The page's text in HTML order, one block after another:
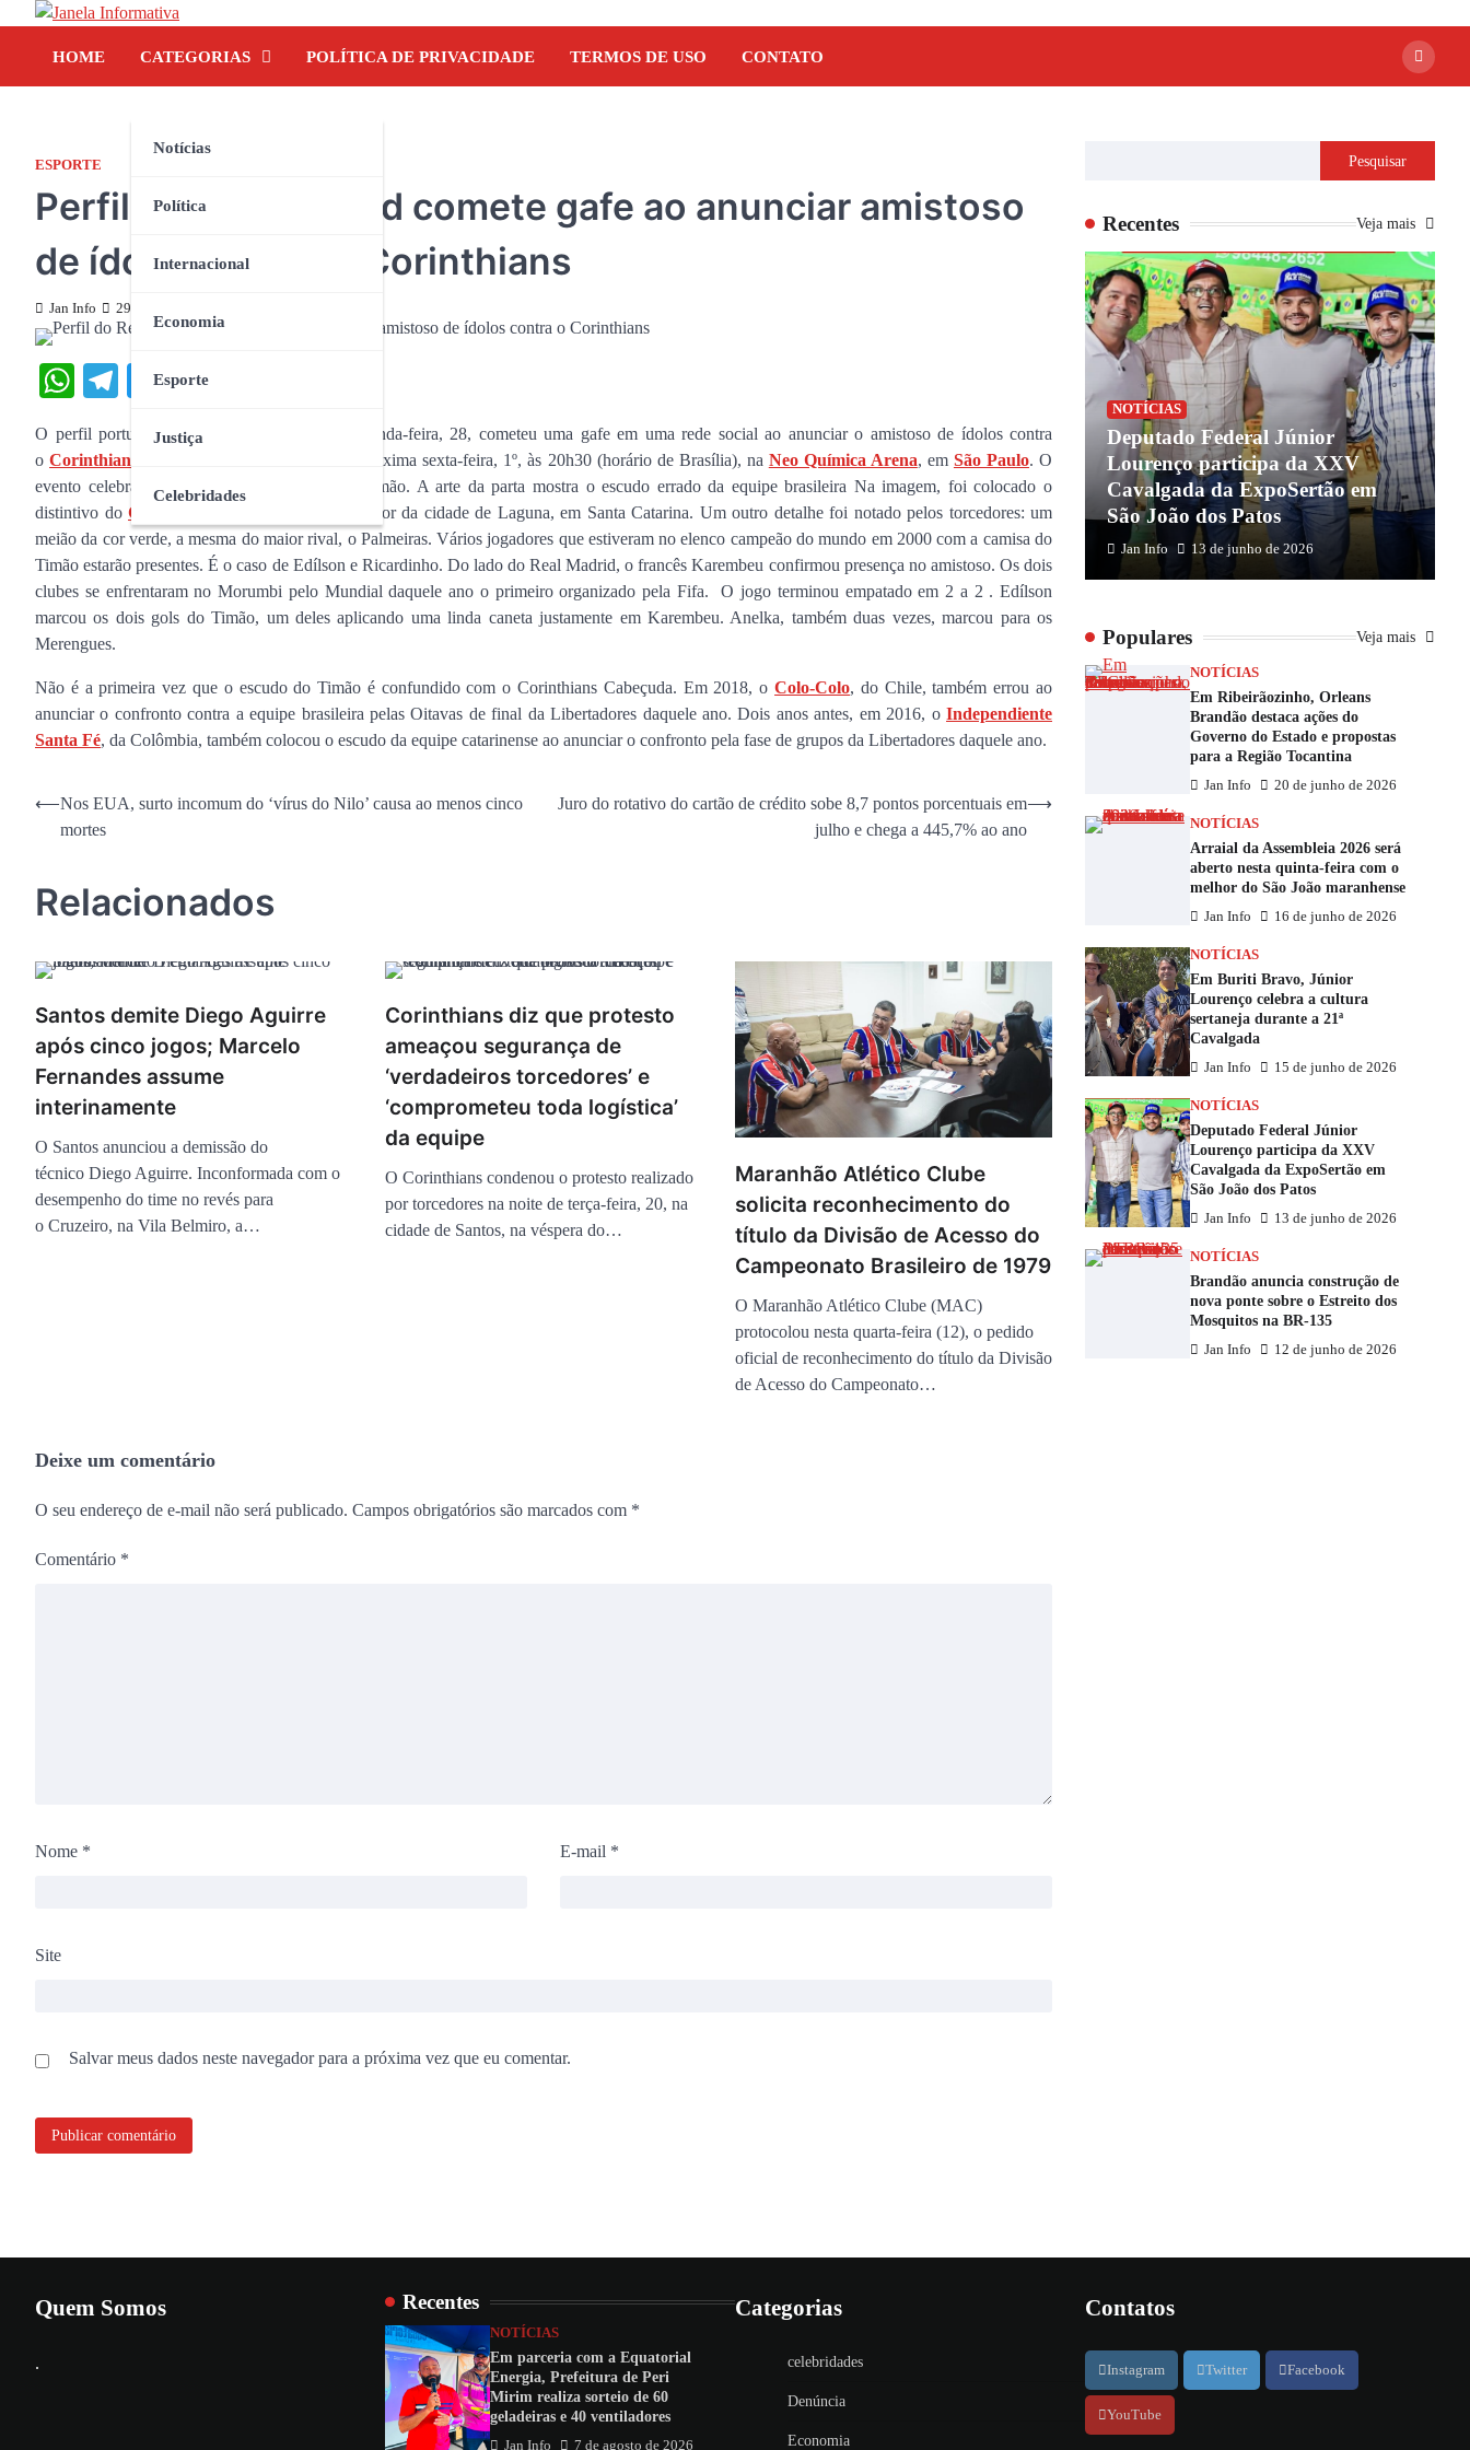
HOME CATEGORIAS
Notícias
Política
Internacional
Economia
Esporte
Justiça
Celebridades
POLÍTICA DE PRIVACIDADE TERMOS DE USO CONTATO
ESPORTE
Perfil do Real Madrid comete gafe ao anunciar amistoso
de ídolos contra o Corinthians
Jan Info 29 de agosto de 2023
WhatsApp
Telegram
TwitterFacebook
O perfil português doReal Madrid
nesta segunda-feira, 28, cometeu uma gafe em uma rede social ao anunciar o amistoso de ídolos contra
oCorinthians . A partida está marcada para a próxima sexta-feira, 1º, às 20h30 (horário de Brasília), na Neo Química Arena, em São Paulo. O
evento celebra o aniversário de 113 anos do Timão. A arte da parta mostra o escudo errado da equipe brasileira Na imagem, foi colocado o
distintivo do Corinthians Cabeçuda
, time amador da cidade de Laguna, em Santa Catarina. Um outro detalhe foi notado pelos torcedores: um
meião da cor verde, a mesma do maior rival, o Palmeiras. Vários jogadores que estiveram no elenco campeão do mundo em 2000 com a camisa do
Timão estarão presentes. É o caso de Edílson e Ricardinho. Do lado do Real Madrid, o francês Karembeu confirmou presença no amistoso. Os dois
clubes se enfrentaram no Morumbi pelo Mundial daquele ano o primeiro organizado pela Fifa. O jogo terminou empatado em 2 a 2 . Edílson
marcou os dois gols do Timão, um deles aplicando uma linda caneta justamente em Karembeu. Anelka, também duas vezes, marcou para os
Merengues.
Não é a primeira vez que o escudo do Timão é confundido com o Corinthians Cabeçuda. Em 2018, oColo-Colo, do Chile, também errou ao
anunciar o confronto contra a equipe brasileira pelas Oitavas de final da Libertadores daquele ano. Dois anos antes, em 2016, o Independiente
Santa Fé, da Colômbia, também colocou o escudo da equipe catarinense ao anunciar o confronto pela fase de grupos da Libertadores daquele ano.
Navegação
⟵Nos EUA, surto incomum do ‘vírus do Nilo’ causa ao menos cinco
mortes
Juro do rotativo do cartão de crédito sobe 8,7 pontos porcentuais em
julho e chega a 445,7% ao ano
⟶
Relacionados
Santos demite Diego Aguirre
após cinco jogos; Marcelo
Fernandes assume
interinamente
O Santos anunciou a demissão do
técnico Diego Aguirre. Inconformada com o
desempenho do time no revés para
o Cruzeiro, na Vila Belmiro, a…
Corinthians diz que protesto
ameaçou segurança de
‘verdadeiros torcedores’ e
‘comprometeu toda logística’
da equipe
O Corinthians condenou o protesto realizado
por torcedores na noite de terça-feira, 20, na
cidade de Santos, na véspera do…
Maranhão Atlético Clube
solicita reconhecimento do
título da Divisão de Acesso do
Campeonato Brasileiro de 1979
O Maranhão Atlético Clube (MAC)
protocolou nesta quarta-feira (12), o pedido
oficial de reconhecimento do título da Divisão
de Acesso do Campeonato…
Deixe um comentário
O seu endereço de e-mail não será publicado. Campos obrigatórios são marcados com *
Comentário *
Nome * E-mail *
Site
Salvar meus dados neste navegador para a próxima vez que eu comentar.
Pesquisar
Recentes Veja mais
Pseudo-blogueiro da região de
Presidente Dutra estaria coagindo
empresário ligado ao Governo do
Estado
Jan Info 11 de junho de 2026
NOTÍCIAS
Deputado Federal Júnior
Lourenço participa da XXV
Cavalgada da ExpoSertão em
São João dos Patos
Jan Info 13 de junho de 2026
Populares Veja mais
NOTÍCIAS
Em Ribeirãozinho, Orleans
Brandão destaca ações do
Governo do Estado e propostas
para a Região Tocantina
Jan Info 20 de junho de 2026
NOTÍCIAS
Arraial da Assembleia 2026 será
aberto nesta quinta-feira com o
melhor do São João maranhense
Jan Info 16 de junho de 2026
NOTÍCIAS
Em Buriti Bravo, Júnior
Lourenço celebra a cultura
sertaneja durante a 21ª
Cavalgada
Jan Info 15 de junho de 2026
NOTÍCIAS
Deputado Federal Júnior
Lourenço participa da XXV
Cavalgada da ExpoSertão em
São João dos Patos
Jan Info 13 de junho de 2026
NOTÍCIAS
Brandão anuncia construção de
nova ponte sobre o Estreito dos
Mosquitos na BR-135
Jan Info 12 de junho de 2026
Quem Somos
.
Recentes
NOTÍCIAS
Em parceria com a Equatorial
Energia, Prefeitura de Peri
Mirim realiza sorteio de 60
geladeiras e 40 ventiladores
Jan Info 7 de agosto de 2026
Categorias
celebridades
Denúncia
Economia
Contatos
Instagram Twitter Facebook
YouTube